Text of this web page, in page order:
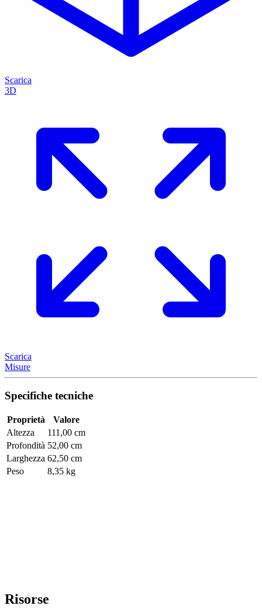
Scarica
3D
Scarica
Misure
Specifiche tecniche
Proprietà
Valore
Altezza
111,00 cm
Profondità 52,00 cm
Larghezza 62,50 cm
Peso
8,35 kg
Risorse